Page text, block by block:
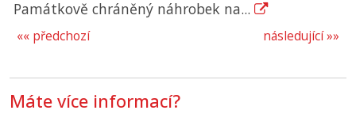
Památkově chráněný náhrobek na...
následující »»
«« předchozí
Máte více informací?